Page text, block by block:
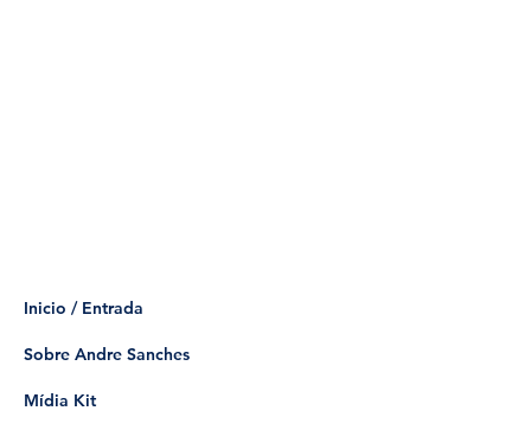
Inicio / Entrada
Sobre Andre Sanches
Mídia Kit